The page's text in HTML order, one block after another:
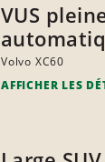
VUS
Volvo XC60
AFFICHER LES